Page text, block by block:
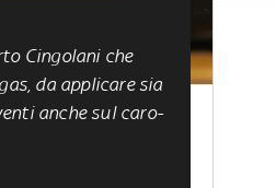
Cingolani che
da applicare sia
anche sul caro-